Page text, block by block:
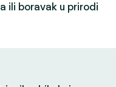
ili boravak u prirodi